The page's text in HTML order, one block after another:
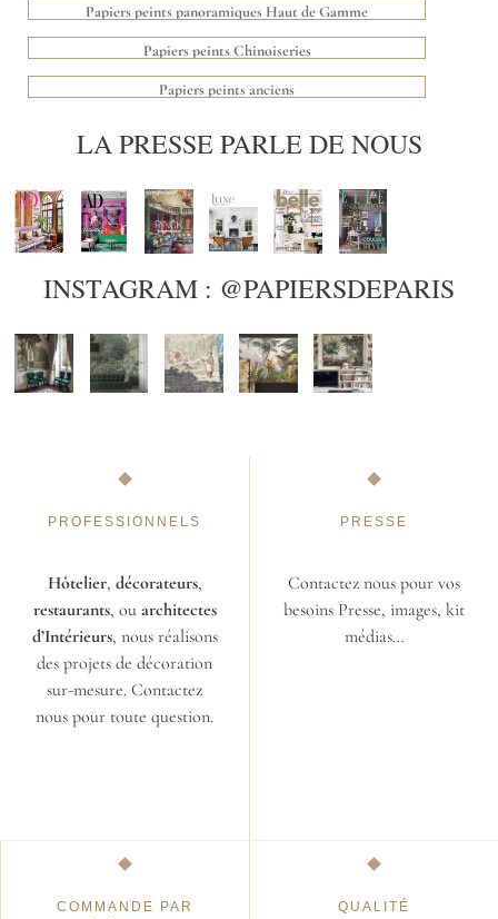
Papiers peints panoramiques Haut de Gamme
Papiers peints Chinoiseries
Papiers peints anciens
LA PRESSE PARLE DE NOUS
INSTAGRAM : @PAPIERSDEPARIS
PROFESSIONNELS
Hôtelier, décorateurs,
restaurants, ou architectes
d’Intérieurs, nous réalisons
des projets de décoration
sur-mesure. Contactez
nous pour toute question.
PRESSE
Contactez nous pour vos
besoins Presse, images, kit
médias…
COMMANDE PAR
QUALITÉ